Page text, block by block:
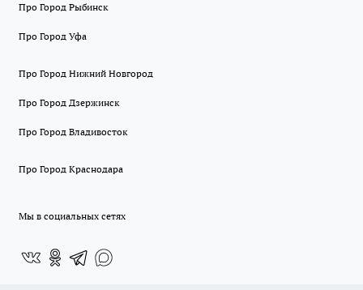
Про Город Рыбинск
Про Город Уфа
Про Город Нижний Новгород
Про Город Дзержинск
Про Город Владивосток
Про Город Краснодара
Мы в социальных сетях